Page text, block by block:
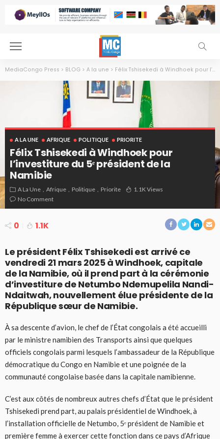
MediaCongo Press > BLOG > A la une > Félix Tshisekedi à Windhoek pour l’investiture du 5ᵉ président de la Namibie
A LA UNE AFRIQUE POLITIQUE PRIORITE
Félix Tshisekedi à Windhoek pour
l’investiture du 5ᵉ président de la
Namibie
A La Une Afrique Politique Priorite
1.1K Views
No Comment
0 1.1K
Le président Félix Tshisekedi est arrivé ce
vendredi 21 mars 2025 à Windhoek, capitale
de la Namibie, où il prend part à la cérémonie
d’investiture de Netumbo Ndemupelila Nandi-
Ndaitwah, nouvellement élue présidente de la
République sœur de Namibie.
À sa descente d’avion, le chef de l’État congolais a été accueilli
par le ministre namibien des Transports ainsi que quelques
officiels congolais parmi lesquels l’ambassadeur de la République
démocratique du Congo en Namibie et une poignée de la
communauté congolaise basée dans la capitale namibienne.
C’est aux côtés de nombreux autres chefs d’État que le président
Tshisekedi prend part, au palais présidentiel de Windhoek, à
l’installation officielle de Netumbo, 5ᵉ président de Namibie et
première femme à exercer cette fonction dans ce pays d’Afrique